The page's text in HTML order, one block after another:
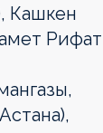
Кашкен
Рифат